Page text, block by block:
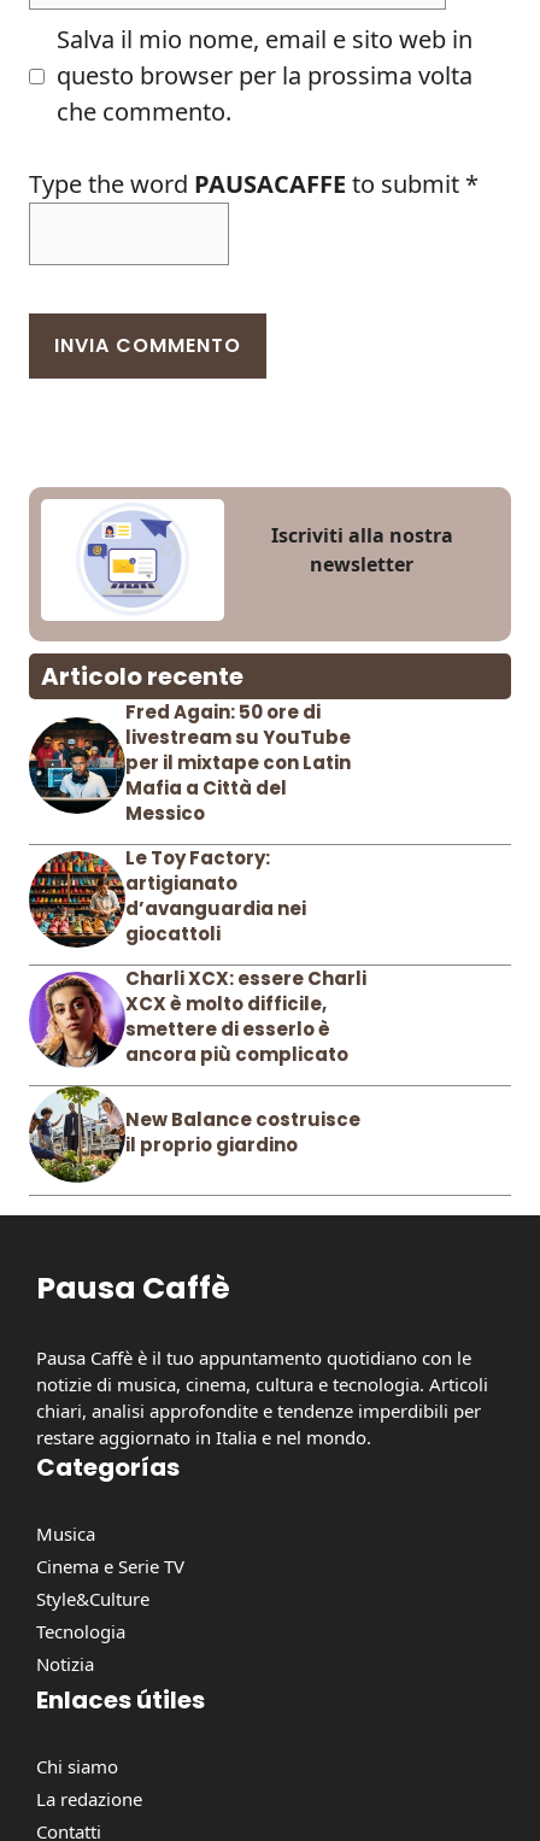
Salva il mio nome, email e sito web in
questo browser per la prossima volta
che commento.
Type the word PAUSACAFFE to submit *
Iscriviti alla nostra
newsletter
Articolo recente
Fred Again: 50 ore di
livestream su YouTube
per il mixtape con Latin
Mafia a Città del
Messico
Le Toy Factory:
artigianato
d’avanguardia nei
giocattoli
Charli XCX: essere Charli
XCX è molto difficile,
smettere di esserlo è
ancora più complicato
New Balance costruisce
il proprio giardino
Pausa Caffè
Pausa Caffè è il tuo appuntamento quotidiano con le
notizie di musica, cinema, cultura e tecnologia. Articoli
chiari, analisi approfondite e tendenze imperdibili per
restare aggiornato in Italia e nel mondo.
Categorías
Musica
Cinema e Serie TV
Style&Culture
Tecnologia
Notizia
Enlaces útiles
Chi siamo
La redazione
Contatti